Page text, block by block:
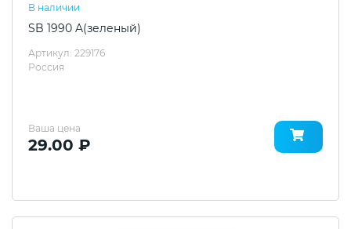
В наличии
SB 1990 A(зеленый)
Артикул: 229176
Россия
Ваша цена
29.00 ₽